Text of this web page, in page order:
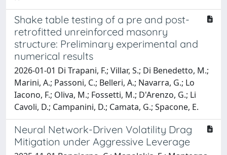
Shake table testing of a pre and post-
retrofitted unreinforced masonry
structure: Preliminary experimental and
numerical results
2026-01-01 Di Trapani, F.; Villar, S.; Di Benedetto, M.;
Marini, A.; Passoni, C.; Belleri, A.; Navarra, G.; Lo
Iacono, F.; Oliva, M.; Fossetti, M.; D'Arenzo, G.; Li
Cavoli, D.; Campanini, D.; Camata, G.; Spacone, E.
Neural Network-Driven Volatility Drag
Mitigation under Aggressive Leverage